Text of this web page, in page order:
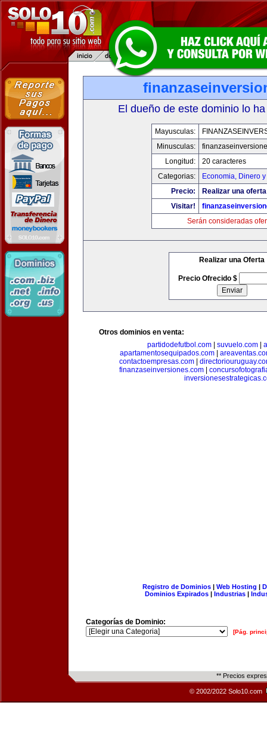
El dueño de este dominio lo
Mayusculas:
Minusculas:
Longitud:
20 caracteres
Categorias:
Economia, Dinero
Precio:
Realizar una
Visitar!
Serán consideradas
Realizar una Oferta
Precio Ofrecido $
Otros dominios en venta:
partidodefutbol.com| suvuelo.com|
apartamentosequipados.com|
contactoempresas.com
finanzaseinversiones.com
Registro de Dominios| Web Hosting |
Dominios Expirados | Industrias |
Categorías de Dominio:
[Pág.
** Precios
© 2002/2022 Solo10.com